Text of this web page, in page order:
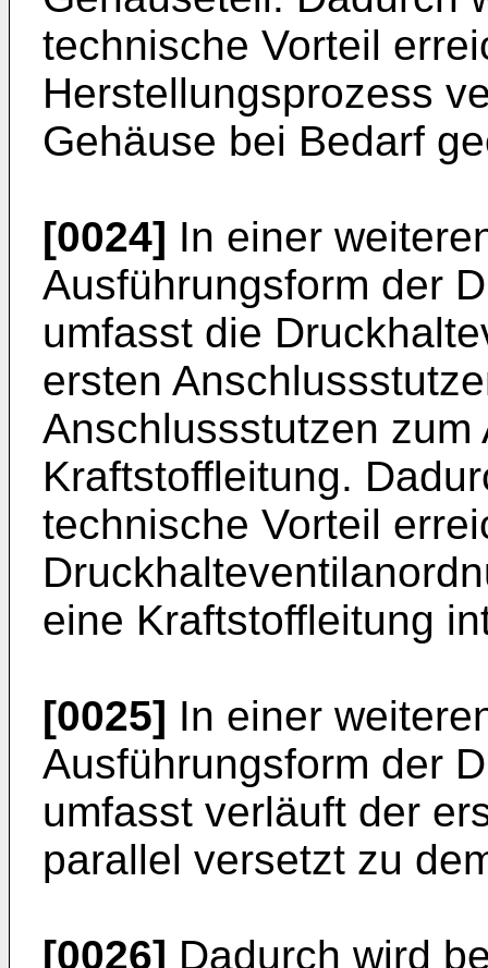
technische Vorteil
Herstellungsprozess
Gehäuse bei Bedarf
[0024] In einer
Ausführungsform der
umfasst die
ersten
Anschlussstutzen
Kraftstoffleitung.
technische Vorteil
eine Kraftstoffleitung
[0025] In einer
Ausführungsform der
umfasst verläuft der
parallel versetzt zu
[0026] Dadurch wird